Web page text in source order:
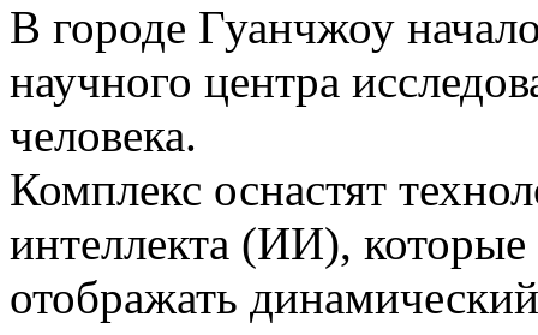
В городе Гуанчжоу
научного центра
человека.
Комплекс оснастят
интеллекта (ИИ),
отображать